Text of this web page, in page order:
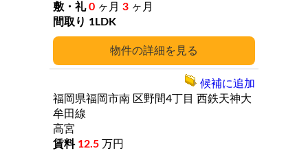
詳細
0 ヶ月 3 ヶ月
1LDK
福岡県福岡市南 区野間4丁目 西鉄天神大
牟田線
高宮
12.5 万円
候補に追加